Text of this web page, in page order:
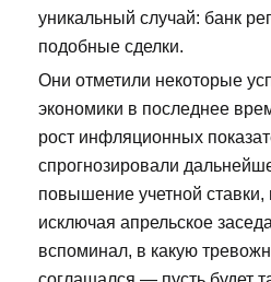
уникальный случай: банк
подобные сделки.
Они отметили некоторые
экономики в последнее
рост инфляционных
спрогнозировали
повышение учетной ставки,
исключая апрельское
вспоминал, в какую